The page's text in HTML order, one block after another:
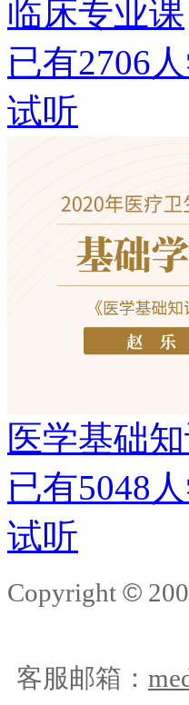
临床专业课
已有2706
试听
医学基础
已有5048
试听
Copyright ©
客服邮箱：